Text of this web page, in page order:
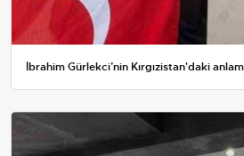
İbrahim Gürlekci’nin Kırgızistan'daki